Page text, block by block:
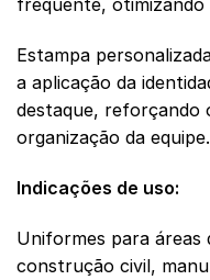
frequente, otimizando
Estampa
a aplicação da
destaque, reforçando
organização da equipe.
Indicações de uso:
Uniformes para áreas
construção civil,